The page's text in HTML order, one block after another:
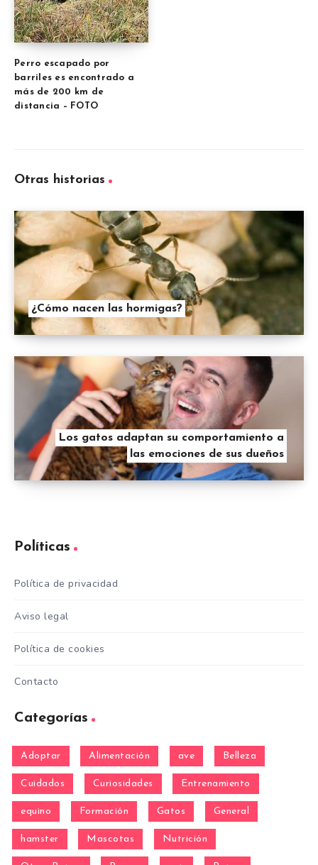
Perro escapado por
barriles es encontrado a
más de 200 km de
distancia – FOTO
Otras historias
¿Cómo nacen las hormigas?
Los gatos adaptan su comportamiento a
las emociones de sus dueños
Políticas
Política de privacidad
Aviso legal
Política de cookies
Contacto
Categorías
Adoptar Alimentación ave Belleza
Cuidados Curiosidades Entrenamiento
equino Formación Gatos General
hamster Mascotas Nutrición